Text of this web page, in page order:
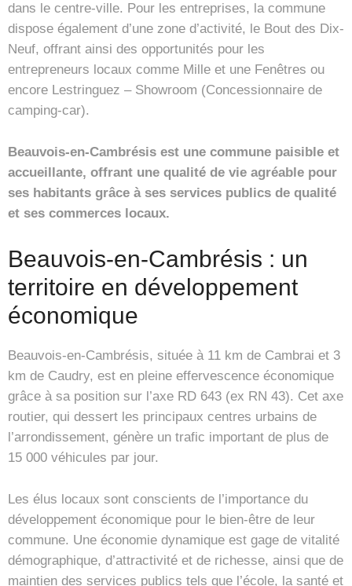
dans le centre-ville. Pour les entreprises, la commune
dispose également d’une zone d’activité, le Bout des Dix-
Neuf, offrant ainsi des opportunités pour les
entrepreneurs locaux comme Mille et une Fenêtres ou
encore Lestringuez – Showroom (Concessionnaire de
camping-car).
Beauvois-en-Cambrésis est une commune paisible et
accueillante, offrant une qualité de vie agréable pour
ses habitants grâce à ses services publics de qualité
et ses commerces locaux.
Beauvois-en-Cambrésis : un
territoire en développement
économique
Beauvois-en-Cambrésis, située à 11 km de Cambrai et 3
km de Caudry, est en pleine effervescence économique
grâce à sa position sur l’axe RD 643 (ex RN 43). Cet axe
routier, qui dessert les principaux centres urbains de
l’arrondissement, génère un trafic important de plus de
15 000 véhicules par jour.
Les élus locaux sont conscients de l’importance du
développement économique pour le bien-être de leur
commune. Une économie dynamique est gage de vitalité
démographique, d’attractivité et de richesse, ainsi que de
maintien des services publics tels que l’école, la santé et